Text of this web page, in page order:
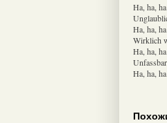
Ha, ha,
Ha, ha,
Wirklich
Ha, ha,
Ha, ha,